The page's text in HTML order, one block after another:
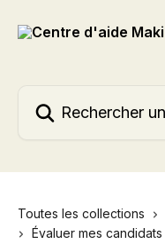
Toutes les collections
Évaluer mes candidats